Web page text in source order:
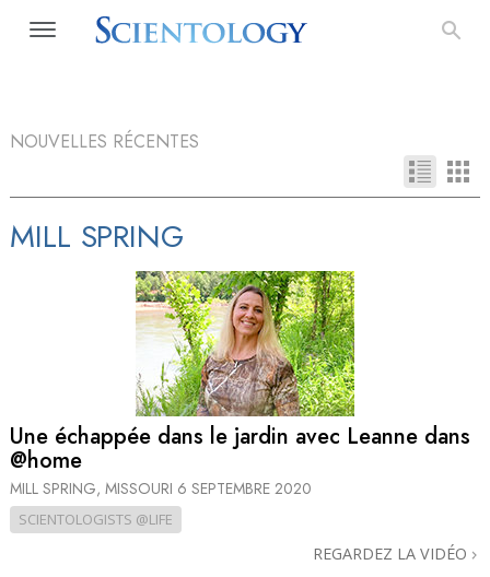
NOUVELLES RÉCENTES
MILL SPRING
Une échappée dans le jardin avec Leanne dans
@home
MILL SPRING, MISSOURI 6 SEPTEMBRE 2020
SCIENTOLOGISTS @LIFE
REGARDEZ LA VIDÉO